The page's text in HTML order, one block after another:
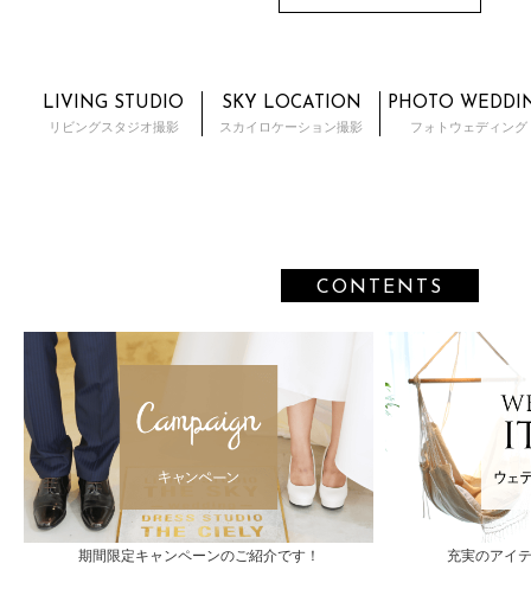
LIVING STUDIO
リビングスタジオ撮影
SKY LOCATION
スカイロケーション撮影
PHOTO
フォトウェディング
CONTENTS
期間限定キャンペーンのご紹介です！ 充実のアイ